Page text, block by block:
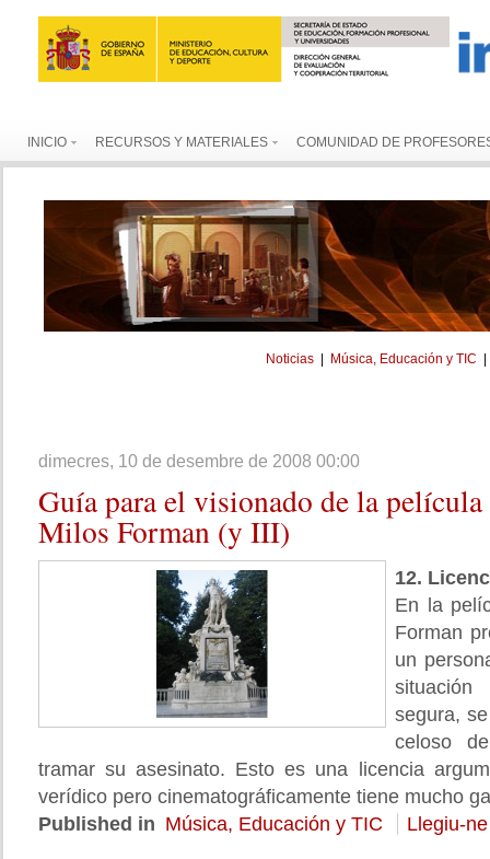
INICIO RECURSOS Y MATERIALES COMUNIDAD DE
Noticias Música, Educación y TIC
dimecres, 10 de desembre de 2008 00:00
Guíapara el visionado de la película
Milos Forman (y III)
12.
En la
Forman
un
segura,
celoso
tramar su asesinato. Esto es una licencia
verídico pero cinematográficamente tiene mucho
Published in Música, Educación y TIC Llegiu-